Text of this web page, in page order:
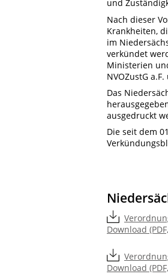
und
Nach dieser
Krankheiten,
im
verkündet
Ministerien
NVOZustG
Das
ausgedruckt
Die seit dem
Download
Download